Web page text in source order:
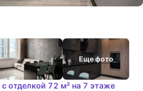
Еще фото
отделкой 72 м² на 7 этаже